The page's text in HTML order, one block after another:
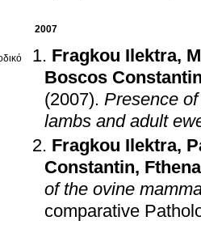
2007
Fragkou Ilektra,
Boscos
(2007). Presence
lambs and adult
Fragkou Ilektra,
Constantin,
of the ovine
comparative